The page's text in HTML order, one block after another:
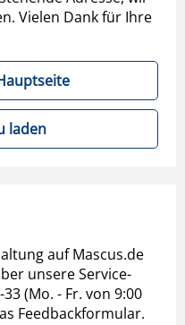
Vielen Dank für Ihre
laden
auf Mascus.de
unsere Service-
(Mo. - Fr. von 9:00
Feedbackformular.